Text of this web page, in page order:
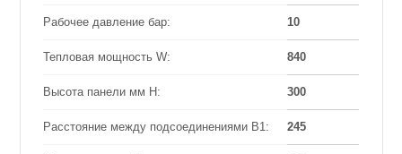
Рабочее давление бар: 10
Тепловая мощность W: 840
Высота панели мм Н: 300
Расстояние между подсоединениями B1: 245